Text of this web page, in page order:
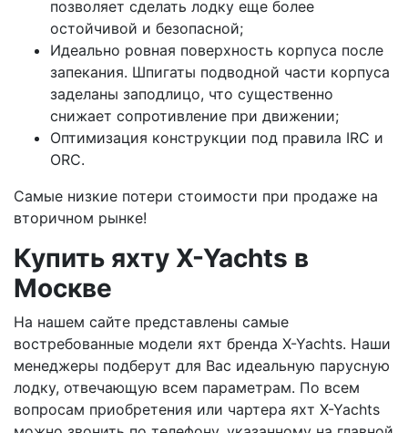
позволяет сделать лодку еще более
остойчивой и безопасной;
Идеально ровная поверхность корпуса после
запекания. Шпигаты подводной части корпуса
заделаны заподлицо, что существенно
снижает сопротивление при движении;
Оптимизация конструкции под правила IRC и
ORC.
Самые низкие потери стоимости при продаже на
вторичном рынке!
Купить яхту X-Yachts в
Москве
На нашем сайте представлены самые
востребованные модели яхт бренда X-Yachts. Наши
менеджеры подберут для Вас идеальную парусную
лодку, отвечающую всем параметрам. По всем
вопросам приобретения или чартера яхт X-Yachts